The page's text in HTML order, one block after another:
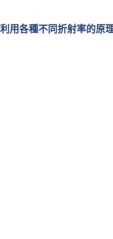
利用各種不同折射率的原